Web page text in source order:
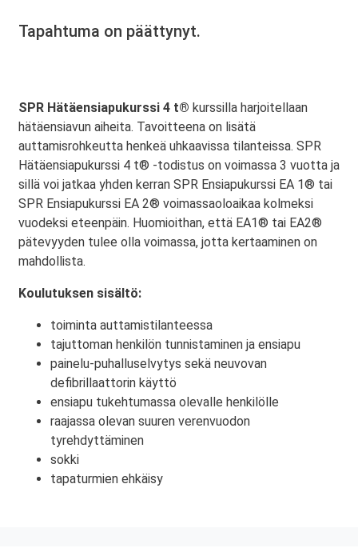
Tapahtuma on päättynyt.
SPR Hätäensiapukurssi 4 t® kurssilla harjoitellaan
hätäensiavun aiheita. Tavoitteena on lisätä
auttamisrohkeutta henkeä uhkaavissa tilanteissa. SPR
Hätäensiapukurssi 4 t® -todistus on voimassa 3 vuotta ja
sillä voi jatkaa yhden kerran SPR Ensiapukurssi EA 1® tai
SPR Ensiapukurssi EA 2® voimassaoloaikaa kolmeksi
vuodeksi eteenpäin. Huomioithan, että EA1® tai EA2®
pätevyyden tulee olla voimassa, jotta kertaaminen on
mahdollista.
Koulutuksen sisältö:
toiminta auttamistilanteessa
tajuttoman henkilön tunnistaminen ja ensiapu
painelu-puhalluselvytys sekä neuvovan
defibrillaattorin käyttö
ensiapu tukehtumassa olevalle henkilölle
raajassa olevan suuren verenvuodon
tyrehdyttäminen
sokki
tapaturmien ehkäisy